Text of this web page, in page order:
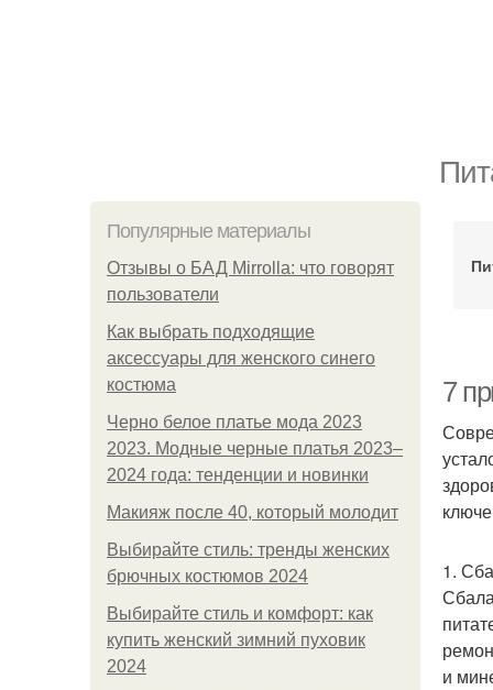
Популярные материалы
Отзывы о БАД Mirrolla: что говорят
пользователи
Как выбрать подходящие
аксессуары для женского синего
костюма
Черно белое платье мода 2023
2023. Модные черные платья 2023–
2024 года: тенденции и новинки
Макияж после 40, который молодит
Выбирайте стиль: тренды женских
брючных костюмов 2024
Выбирайте стиль и комфорт: как
купить женский зимний пуховик
2024
7
1.
и